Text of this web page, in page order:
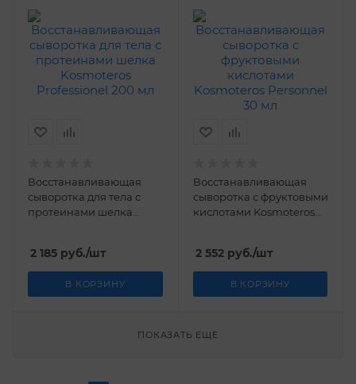
Восстанавливающая
сыворотка для тела с
протеинами шелка
2 185 руб./шт
В КОРЗИНУ
Восстанавливающая
сыворотка с фруктовыми
кислотами Kosmoteros
2 552руб./шт
В КОРЗИНУ
ПОКАЗАТЬ ЕЩЕ